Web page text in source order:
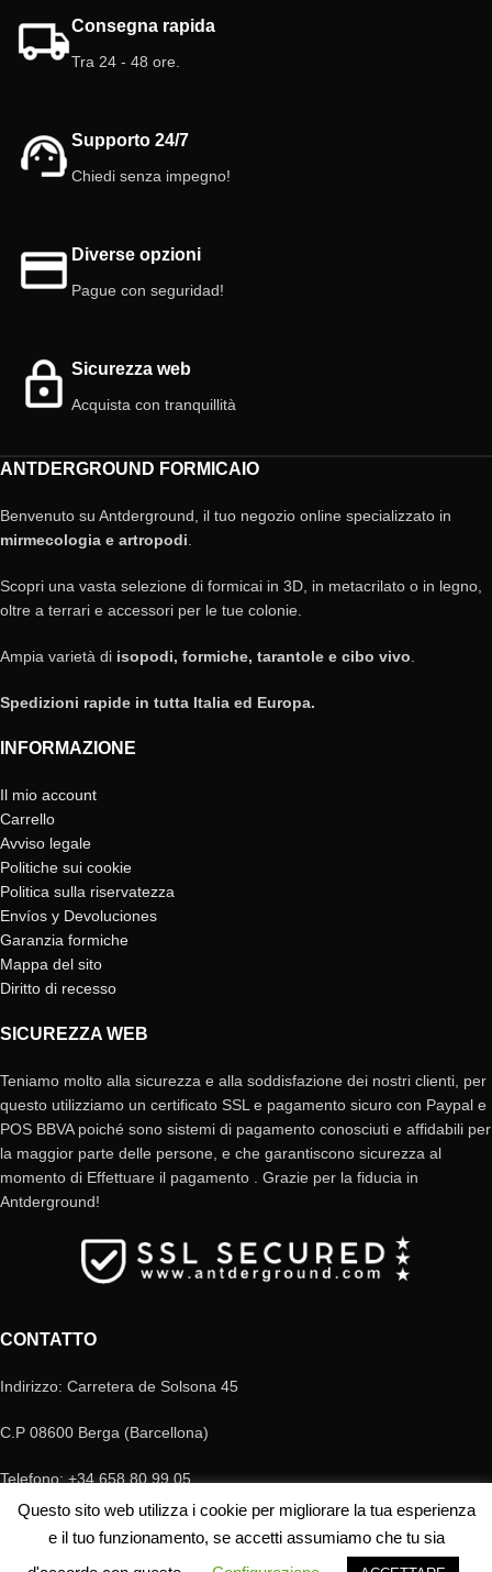
Consegna rapida
Tra 24 - 48 ore.
Supporto 24/7
Chiedi senza impegno!
Diverse opzioni
Pague con seguridad!
Sicurezza web
Acquista con tranquillità
ANTDERGROUND FORMICAIO
Benvenuto su Antderground, il tuo negozio online specializzato in
mirmecologia e artropodi
Scopri una vasta selezione di formicai in 3D, in metacrilato o in legno,
oltre a terrari e accessori per le tue colonie.
Ampia varietà di isopodi, formiche, tarantole e cibo vivo
Spedizioni rapide in tutta Italia ed Europa.
INFORMAZIONE
Il mio account
Carrello
Avviso legale
Politiche sui cookie
Politica sulla riservatezza
Envíos y Devoluciones
Garanzia formiche
Mappa del sito
Diritto di recesso
SICUREZZA WEB
Teniamo molto alla sicurezza e alla soddisfazione dei nostri clienti, per
questo utilizziamo un certificato SSL e pagamento sicuro con Paypal e
POS BBVA poiché sono sistemi di pagamento conosciuti e affidabili per
la maggior parte delle persone, e che garantiscono sicurezza al
momento di Effettuare il pagamento . Grazie per la fiducia in
Antderground!
CONTATTO
Indirizzo: Carretera de Solsona 45
C.P 08600 Berga (Barcellona)
Telefono: +34 658 80 99 05
E-mail: antderground@gmail.com
Questo sito web utilizza i cookie per migliorare la tua esperienza
e il tuo funzionamento, se accetti assumiamo che tu sia